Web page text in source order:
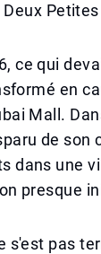
ce qui
en
Mall.
de
dans une
presque
s'est pas